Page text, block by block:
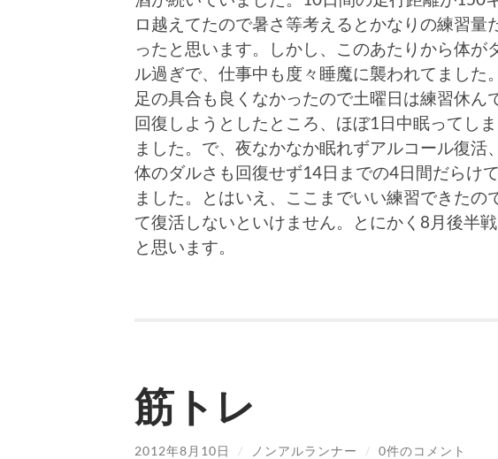
ロ越えてたので暑さ等考えるとかなりの練習量
ったと思います。しかし、このあたりから体が
ル過ぎで、仕事中も度々睡魔に襲われてました。
足の具合も良くなかったので土曜日は練習休ん
回復しようとしたところ、ほぼ1日中眠ってし
ました。で、夜なかなか眠れずアルコール復活、
体のダルさも回復せず14日までの4日間だらけて
ました。とはいえ、ここまでいい練習できたの
て復活しないといけません。とにかく8月後半
と思います。
筋トレ
2012年8月10日 / ノンアルランナー / 0件のコメント